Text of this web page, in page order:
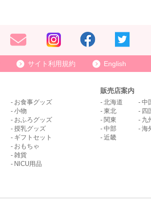
サイト利用規約 English
お食事グッズ
小物
おふろグッズ
授乳グッズ
ギフトセット
おもちゃ
雑貨
NICU用品
販売店案内
北海道
東北
関東
中部
近畿
中
四
九
海